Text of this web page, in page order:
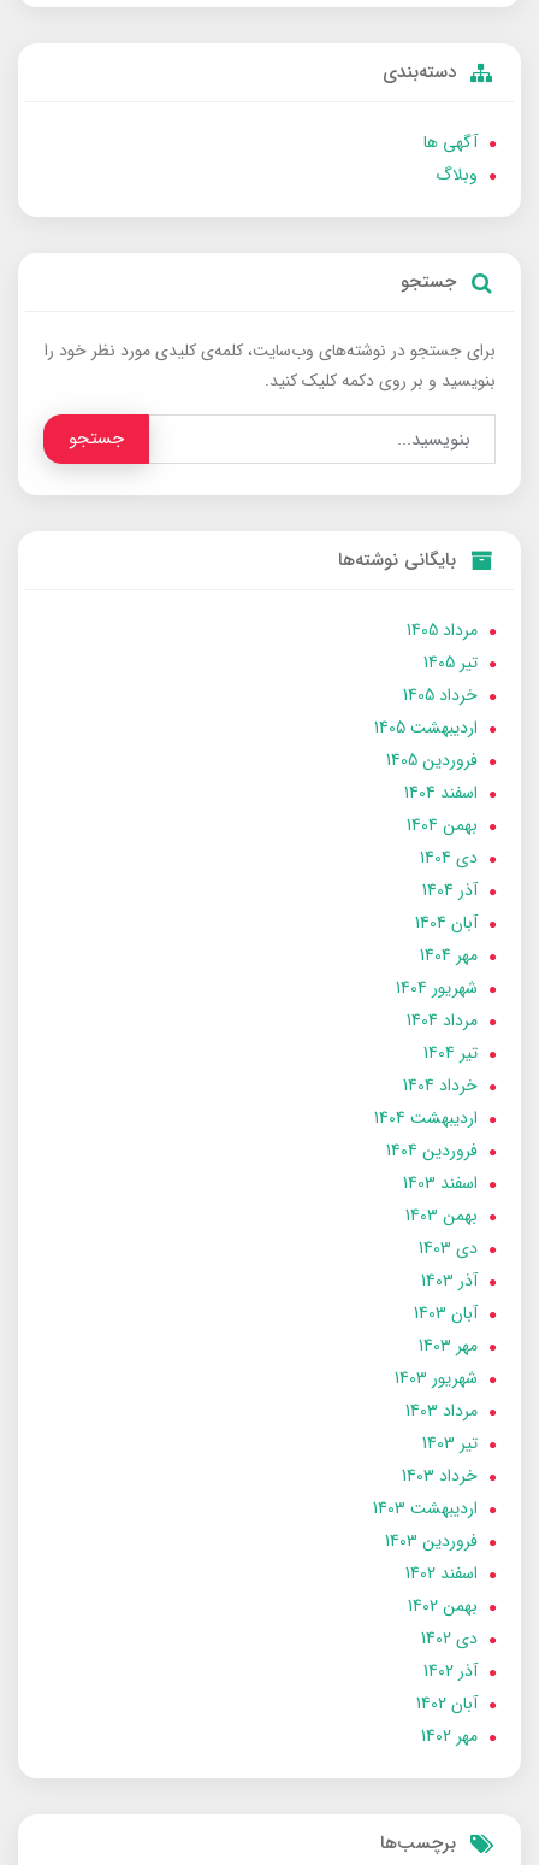
دسته‌بندی
آگهی ها
وبلاگ
جستجو
برای جستجو در نوشته‌های وب‌سایت، کلمه‌ی کلیدی مورد نظر خود را
بنویسید و بر روی دکمه کلیک کنید.
جستجو
بایگانی نوشته‌ها
مرداد 1405
تير 1405
خرداد 1405
ارديبهشت 1405
فروردین 1405
اسفند 1404
بهمن 1404
دی 1404
آذر 1404
آبان 1404
مهر 1404
شهریور 1404
مرداد 1404
تير 1404
خرداد 1404
ارديبهشت 1404
فروردین 1404
اسفند 1403
بهمن 1403
دی 1403
آذر 1403
آبان 1403
مهر 1403
شهریور 1403
مرداد 1403
تير 1403
خرداد 1403
ارديبهشت 1403
فروردین 1403
اسفند 1402
بهمن 1402
دی 1402
آذر 1402
آبان 1402
مهر 1402
برچسب‌ها